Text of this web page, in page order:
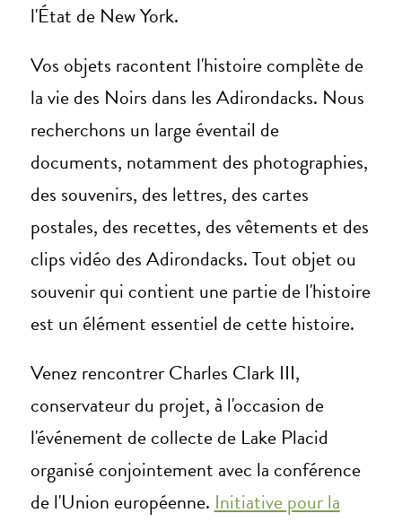
l'État de New York.
Vos objets racontent l'histoire complète de
la vie des Noirs dans les Adirondacks. Nous
recherchons un large éventail de
documents, notamment des photographies,
des souvenirs, des lettres, des cartes
postales, des recettes, des vêtements et des
clips vidéo des Adirondacks. Tout objet ou
souvenir qui contient une partie de l'histoire
est un élément essentiel de cette histoire.
Venez rencontrer Charles Clark III,
conservateur du projet, à l'occasion de
l'événement de collecte de Lake Placid
organisé conjointement avec la conférence
de l'Union européenne. Initiative pour la